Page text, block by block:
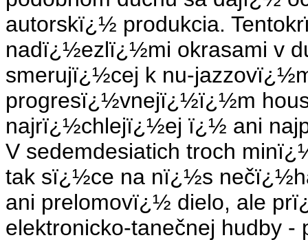
autorskï¿½ produkcia.
nadï¿½ezlï¿½mi okrasami v
smerujï¿½cej k nu-
progresï¿½vnejï¿½ï¿½m
najrï¿½chlejï¿½ej ï¿½ ani
V sedemdesiatich troch
tak sï¿½ce na nï¿½s
ani prelomovï¿½ dielo, ale
elektronicko-tanečnej hudby